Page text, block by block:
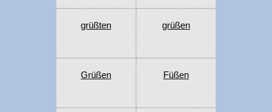
grüßten grüßen
Grüßen Füßen